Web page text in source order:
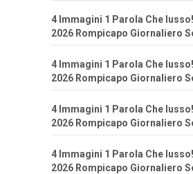
4 Immagini 1 Parola Che
2026 Rompicapo Giornaliero
4 Immagini 1 Parola Che
2026 Rompicapo Giornaliero
4 Immagini 1 Parola Che
2026 Rompicapo Giornaliero
4 Immagini 1 Parola Che
2026 Rompicapo Giornaliero